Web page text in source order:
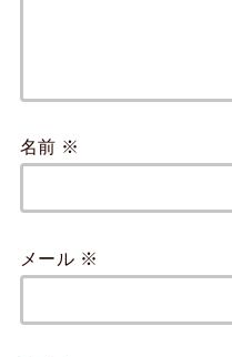
名前 ※
メール ※